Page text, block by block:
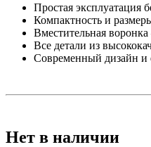
Простая эксплуатация
Компактность и
Вместительная
Все детали из
Современный дизайн и
Нет в наличии